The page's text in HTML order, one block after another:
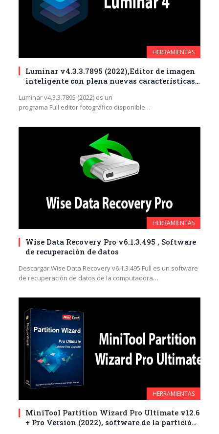
HERRAMIENTAS
Luminar v4.3.3.7895 (2022),Editor de imagen
inteligente con plena nuevas características
Luminar v4.3.3.7895 (2022) es un
programa Full editor fotográfico disponible
mejores programas de este tipo,…
HERRAMIENTAS
Wise Data Recovery Pro v6.1.3.495 , Software
de recuperación de datos
Descargar Wise Data Recovery v6.1.3.495 Full es un software
de recuperación de datos de la computadora…
HERRAMIENTAS
MiniTool Partition Wizard Pro Ultimate v12.6
+ Pro Version (2022), software de la partición